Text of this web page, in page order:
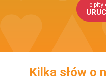
e-pity
Kilka słów o